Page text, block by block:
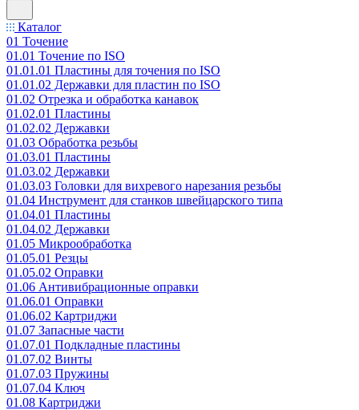
Каталог
01 Точение
01.01 Точение по ISO
01.01.01 Пластины для точения по ISO
01.01.02 Державки для пластин по ISO
01.02 Отрезка и обработка канавок
01.02.01 Пластины
01.02.02 Державки
01.03 Обработка резьбы
01.03.01 Пластины
01.03.02 Державки
01.03.03 Головки для вихревого нарезания резьбы
01.04 Инструмент для станков швейцарского типа
01.04.01 Пластины
01.04.02 Державки
01.05 Микрообработка
01.05.01 Резцы
01.05.02 Оправки
01.06 Антивибрационные оправки
01.06.01 Оправки
01.06.02 Картриджи
01.07 Запасные части
01.07.01 Подкладные пластины
01.07.02 Винты
01.07.03 Пружины
01.07.04 Ключ
01.08 Картриджи